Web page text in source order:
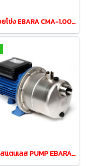
ปั๊มหอยโข่ง EBARA CMA-1.00M 1.0HP 220V (2สาย)
ปั๊มน้ำสแตนเลส PUMP EBARA JESXM-5 0.5HP 220v